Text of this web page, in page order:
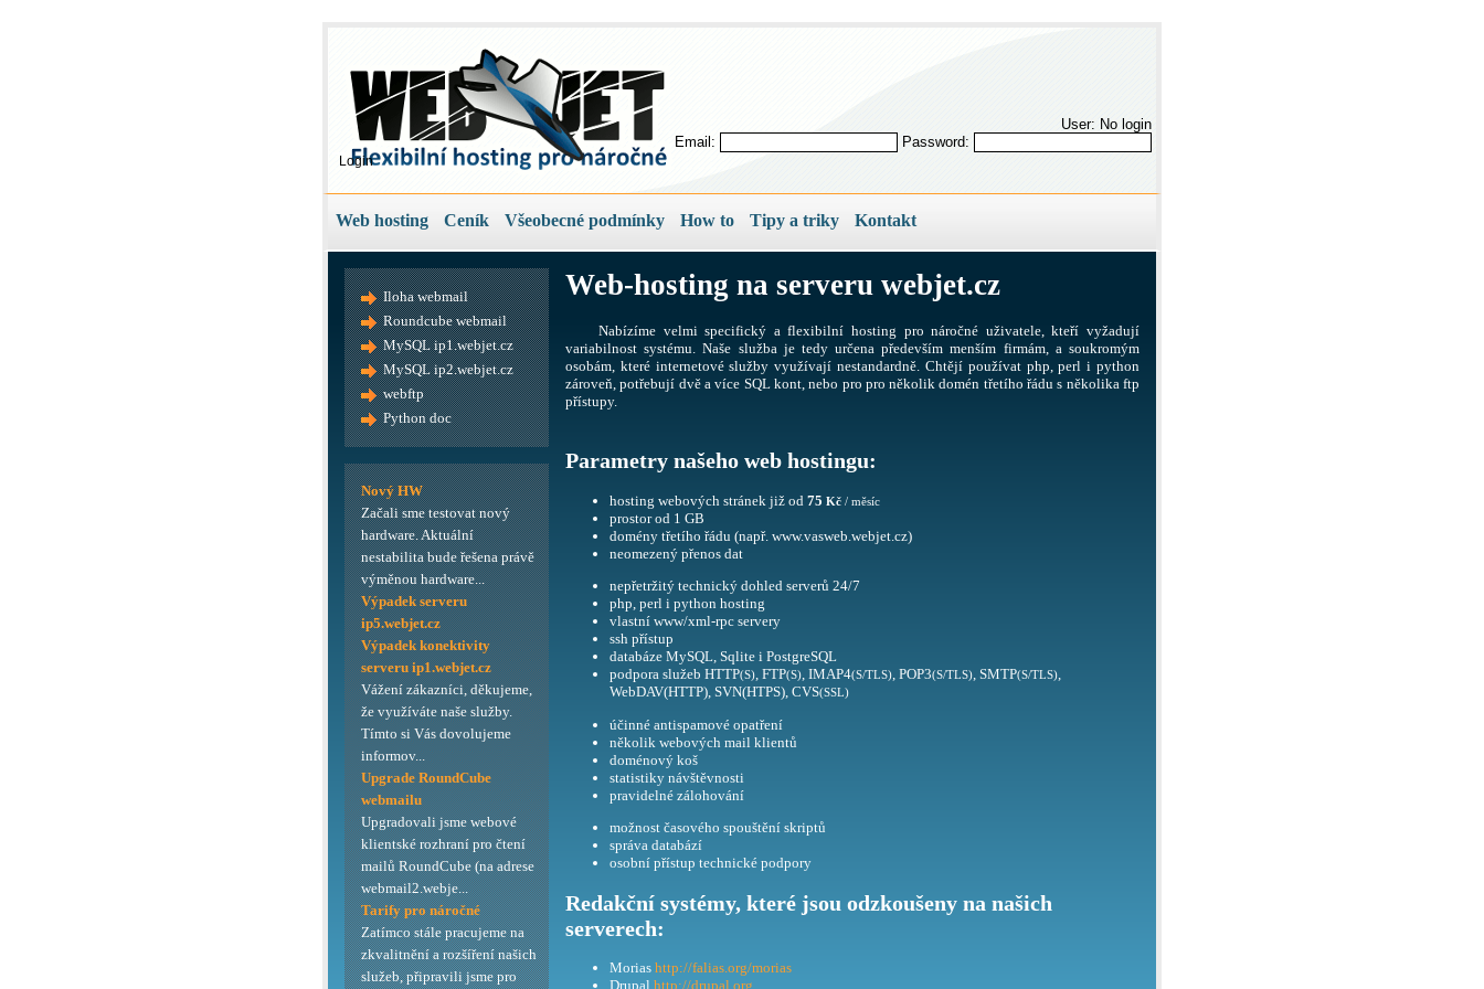
User: No login
Email:
Password:
Login
Web hosting Ceník Všeobecné podmínky How to Tipy a triky Kontakt
Web-hosting na serveru webjet.cz
Nabízíme velmi specifický a flexibilní hosting pro náročné uživatele, kteří vyžadují
variabilnost systému. Naše služba je tedy určena především menším firmám, a soukromým
osobám, které internetové služby využívají nestandardně. Chtějí používat php, perl i python
zároveň, potřebují dvě a více SQL kont, nebo pro pro několik domén třetího řádu s několika ftp
přístupy.
Parametry našeho web hostingu:
hosting webových stránek již od 75 Kč / měsíc
prostor od 1 GB
domény třetího řádu (např. www.vasweb.webjet.cz)
neomezený přenos dat
nepřetržitý technický dohled serverů 24/7
php, perl i python hosting
vlastní www/xml-rpc servery
ssh přístup
databáze MySQL, Sqlite i PostgreSQL
podpora služeb HTTP(S), FTP(S), IMAP4(S/TLS), POP3(S/TLS), SMTP(S/TLS),
WebDAV(HTTP), SVN(HTPS), CVS(SSL)
účinné antispamové opatření
několik webových mail klientů
doménový koš
statistiky návštěvnosti
pravidelné zálohování
možnost časového spouštění skriptů
správa databází
osobní přístup technické podpory
Redakční systémy, které jsou odzkoušeny na našich
serverech:
Morias http://falias.org/morias
Drupal http://drupal.org
Iloha webmail
Roundcube webmail
MySQL ip1.webjet.cz
MySQL ip2.webjet.cz
webftp
Python doc
Nový HW
Začali sme testovat nový
hardware. Aktuální
nestabilita bude řešena právě
výměnou hardware...
Výpadek serveru
ip5.webjet.cz
Výpadek konektivity
serveru ip1.webjet.cz
Vážení zákazníci, děkujeme,
že využíváte naše služby.
Tímto si Vás dovolujeme
informov...
Upgrade RoundCube
webmailu
Upgradovali jsme webové
klientské rozhraní pro čtení
mailů RoundCube (na adrese
webmail2.webje...
Tarify pro náročné
Zatímco stále pracujeme na
zkvalitnění a rozšíření našich
služeb, připravili jsme pro